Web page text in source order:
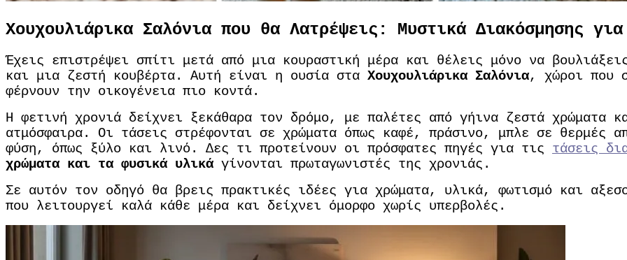
Χουχουλιάρικα Σαλόνια που θα Λατρέψεις: Μυστικά Διακόσμησης
Έχεις επιστρέψει σπίτι μετά από μια κουραστική μέρα και θέλεις μόνο να
και μια ζεστή κουβέρτα. Αυτή είναι η ουσία στα Χουχουλιάρικα Σαλόνια, χώροι που
φέρνουν την οικογένεια πιο κοντά.
Η φετινή χρονιά δείχνει ξεκάθαρα τον δρόμο, με παλέτες από γήινα ζεστά χρώματα
ατμόσφαιρα. Οι τάσεις στρέφονται σε χρώματα όπως καφέ, πράσινο, μπλε σε θερμές
φύση, όπως ξύλο και λινό. Δες τι προτείνουν οι πρόσφατες πηγές για τις τάσεις
χρώματα και τα φυσικά υλικάγίνονται πρωταγωνιστές της χρονιάς.
Σε αυτόν τον οδηγό θα βρεις πρακτικές ιδέες για χρώματα, υλικά, φωτισμό και
που λειτουργεί καλά κάθε μέρα και δείχνει όμορφο χωρίς υπερβολές.